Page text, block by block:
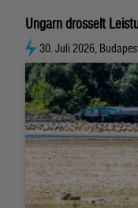
Ungarn drosselt
30. Juli 2026,